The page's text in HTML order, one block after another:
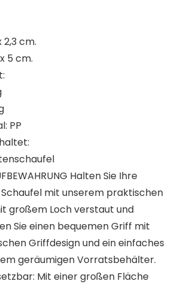
2,3 cm.
5 cm.
PP
Halten Sie Ihre
mit unserem praktischen
großem Loch verstaut und
Sie einen bequemen Griff mit
Griffdesign und ein einfaches
geräumigen Vorratsbehälter.
Mit einer großen Fläche